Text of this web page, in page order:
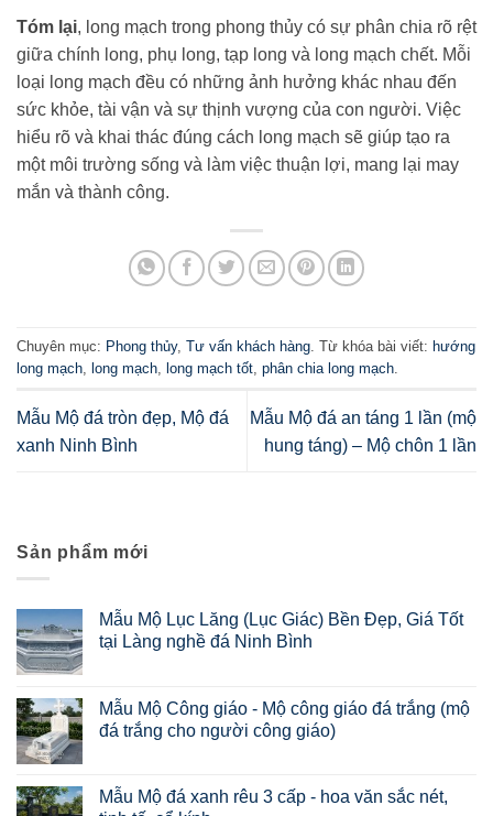
Tóm lại, long mạch trong phong thủy có sự phân chia rõ rệt
giữa chính long, phụ long, tạp long và long mạch chết. Mỗi
loại long mạch đều có những ảnh hưởng khác nhau đến
sức khỏe, tài vận và sự thịnh vượng của con người. Việc
hiểu rõ và khai thác đúng cách long mạch sẽ giúp tạo ra
một môi trường sống và làm việc thuận lợi, mang lại may
mắn và thành công.
Chuyên mục: Phong thủy, Tư vấn khách hàng . Từ khóa bài viết: hướng
long mạch
long mạch long mạch tốt phân chia long mạch
Mẫu Mộ đá tròn đẹp, Mộ đá
xanh Ninh Bình
Mẫu Mộ đá an táng 1 lần (mộ
hung táng) – Mộ chôn 1 lần
Sản phẩm mới
Mẫu Mộ Lục Lăng (Lục Giác) Bền Đẹp, Giá Tốt
tại Làng nghề đá Ninh Bình
Mẫu Mộ Công giáo - Mộ công giáo đá trắng (mộ
đá trắng cho người công giáo)
Mẫu Mộ đá xanh rêu 3 cấp - hoa văn sắc nét,